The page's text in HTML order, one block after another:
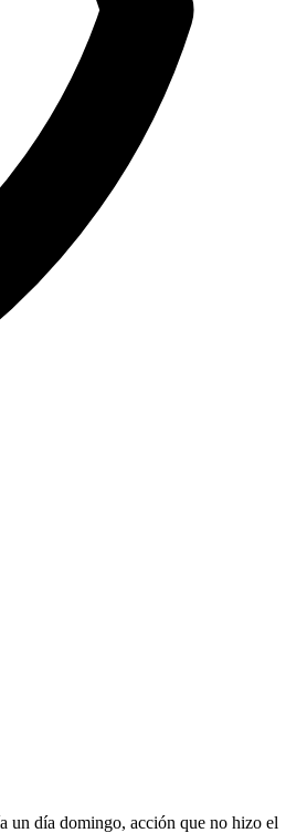
un día domingo, acción que no hizo el